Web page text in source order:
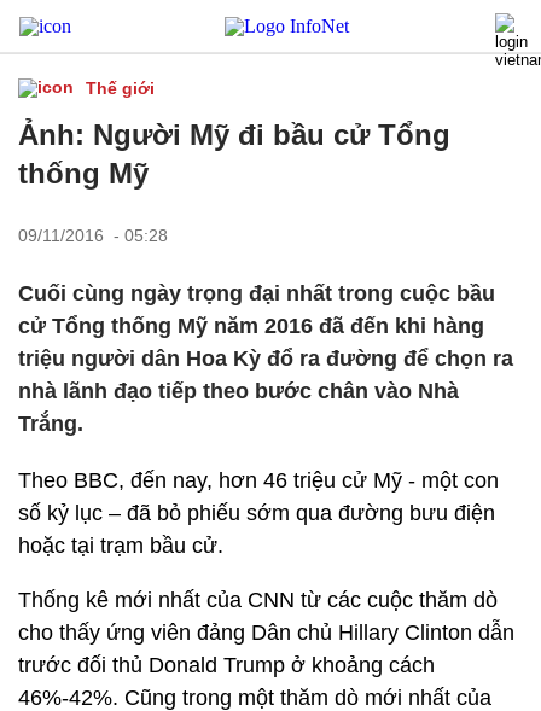
Thế giới
Ảnh: Người Mỹ đi bầu cử Tổng
thống Mỹ
09/11/2016 - 05:28
Cuối cùng ngày trọng đại nhất trong cuộc bầu
cử Tổng thống Mỹ năm 2016 đã đến khi hàng
triệu người dân Hoa Kỳ đổ ra đường để chọn ra
nhà lãnh đạo tiếp theo bước chân vào Nhà
Trắng.
Theo BBC, đến nay, hơn 46 triệu cử Mỹ - một con
số kỷ lục – đã bỏ phiếu sớm qua đường bưu điện
hoặc tại trạm bầu cử.
Thống kê mới nhất của CNN từ các cuộc thăm dò
cho thấy ứng viên đảng Dân chủ Hillary Clinton dẫn
trước đối thủ Donald Trump ở khoảng cách
46%-42%. Cũng trong một thăm dò mới nhất của